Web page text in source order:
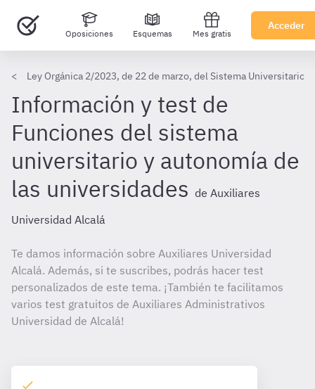
Oposiciones Esquemas Mes gratis
Acceder
Ley Orgánica 2/2023, de 22 de marzo, del Sistema
Información y test de
Funciones del sistema
universitario y autonomía de
las universidades de Auxiliares
Universidad Alcalá
Te damos información sobre Auxiliares Universidad
Alcalá. Además, si te suscribes, podrás hacer test
personalizados de este tema. ¡También te facilitamos
varios test gratuitos de Auxiliares Administrativos
Universidad de Alcalá!